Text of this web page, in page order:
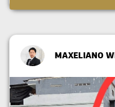
MAXELIANO